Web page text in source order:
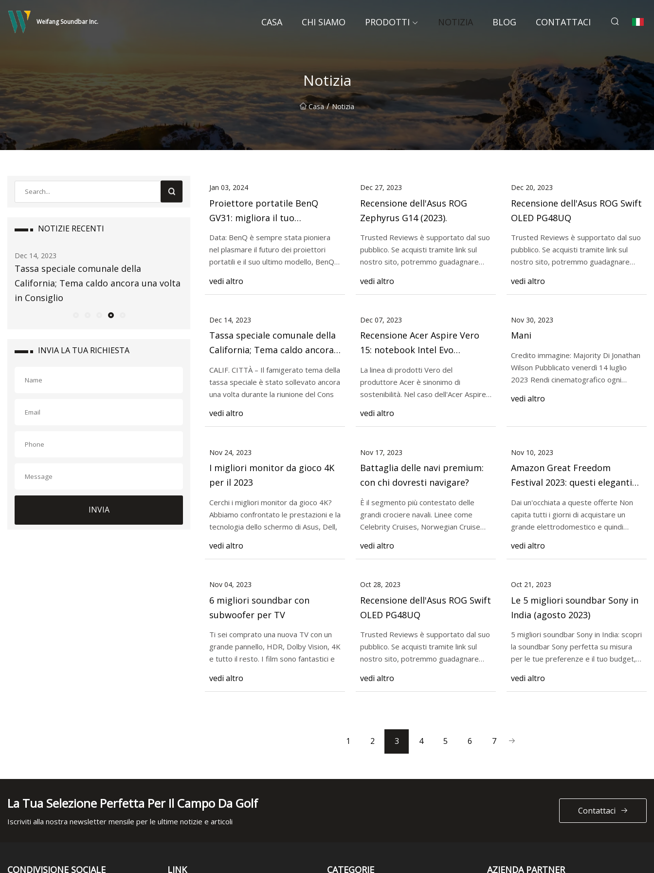
Weifang Soundbar Inc. CASA CHI SIAMO PRODOTTI NOTIZIA BLOG CONTATTACI
Notizia
Casa / Notizia
NOTIZIE RECENTI
Dec 14, 2023
Tassa speciale comunale della
California; Tema caldo ancora una volta
in Consiglio
Dec 07, 2023
Recensione Acer Aspire Vero 15:
notebook Intel Evo sostenibile con una
lunga autonomia
Jan 03, 2024
Proiettore portatile BenQ GV31:
migliora il tuo intrattenimento
INVIA LA TUA RICHIESTA
INVIA
Jan 03, 2024
Proiettore portatile BenQ
GV31: migliora il tuo
intrattenimento
Data: BenQ è sempre stata pioniera
nel plasmare il futuro dei proiettori
portatili e il suo ultimo modello, BenQ
vedi altro
Dec 27, 2023
Recensione dell'Asus ROG
Zephyrus G14 (2023).
Trusted Reviews è supportato dal suo
pubblico. Se acquisti tramite link sul
nostro sito, potremmo guadagnare
vedi altro
Dec 20, 2023
Recensione dell'Asus ROG Swift
OLED PG48UQ
Trusted Reviews è supportato dal suo
pubblico. Se acquisti tramite link sul
nostro sito, potremmo guadagnare
vedi altro
Dec 14, 2023
Tassa speciale comunale della
California; Tema caldo ancora
una volta in Consiglio
CALIF. CITTÀ – Il famigerato tema della
tassa speciale è stato sollevato ancora
una volta durante la riunione del Cons
vedi altro
Dec 07, 2023
Recensione Acer Aspire Vero
15: notebook Intel Evo
sostenibile con una lunga
autonomia
La linea di prodotti Vero del
produttore Acer è sinonimo di
sostenibilità. Nel caso dell'Acer Aspire
vedi altro
Nov 30, 2023
Mani
Credito immagine: Majority Di Jonathan
Wilson Pubblicato venerdì 14 luglio
2023 Rendi cinematografico ogni
vedi altro
Nov 24, 2023
I migliori monitor da gioco 4K
per il 2023
Cerchi i migliori monitor da gioco 4K?
Abbiamo confrontato le prestazioni e la
tecnologia dello schermo di Asus, Dell,
vedi altro
Nov 17, 2023
Battaglia delle navi premium:
con chi dovresti navigare?
È il segmento più contestato delle
grandi crociere navali. Linee come
Celebrity Cruises, Norwegian Cruise
vedi altro
Nov 10, 2023
Amazon Great Freedom
Festival 2023: questi eleganti
smart TV scontati fino al 70%
aggiungeranno un tocco di
stile alla tua casa
Dai un'occhiata a queste offerte Non
capita tutti i giorni di acquistare un
grande elettrodomestico e quindi
vedi altro
Nov 04, 2023
6 migliori soundbar con
subwoofer per TV
Ti sei comprato una nuova TV con un
grande pannello, HDR, Dolby Vision, 4K
e tutto il resto. I film sono fantastici e
vedi altro
Oct 28, 2023
Recensione dell'Asus ROG Swift
OLED PG48UQ
Trusted Reviews è supportato dal suo
pubblico. Se acquisti tramite link sul
nostro sito, potremmo guadagnare
vedi altro
Oct 21, 2023
Le 5 migliori soundbar Sony in
India (agosto 2023)
5 migliori soundbar Sony in India: scopri
la soundbar Sony perfetta su misura
per le tue preferenze e il tuo budget,
vedi altro
1 2 3 4 5 6 7
La Tua Selezione Perfetta Per Il Campo Da Golf
Iscriviti alla nostra newsletter mensile per le ultime notizie e articoli
Contattaci
CONDIVISIONE SOCIALE LINK CATEGORIE AZIENDA PARTNER